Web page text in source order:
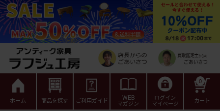
ホーム 商品を探す ご利用ガイド WEB
マガジン
ログイン
マイページ カート
0